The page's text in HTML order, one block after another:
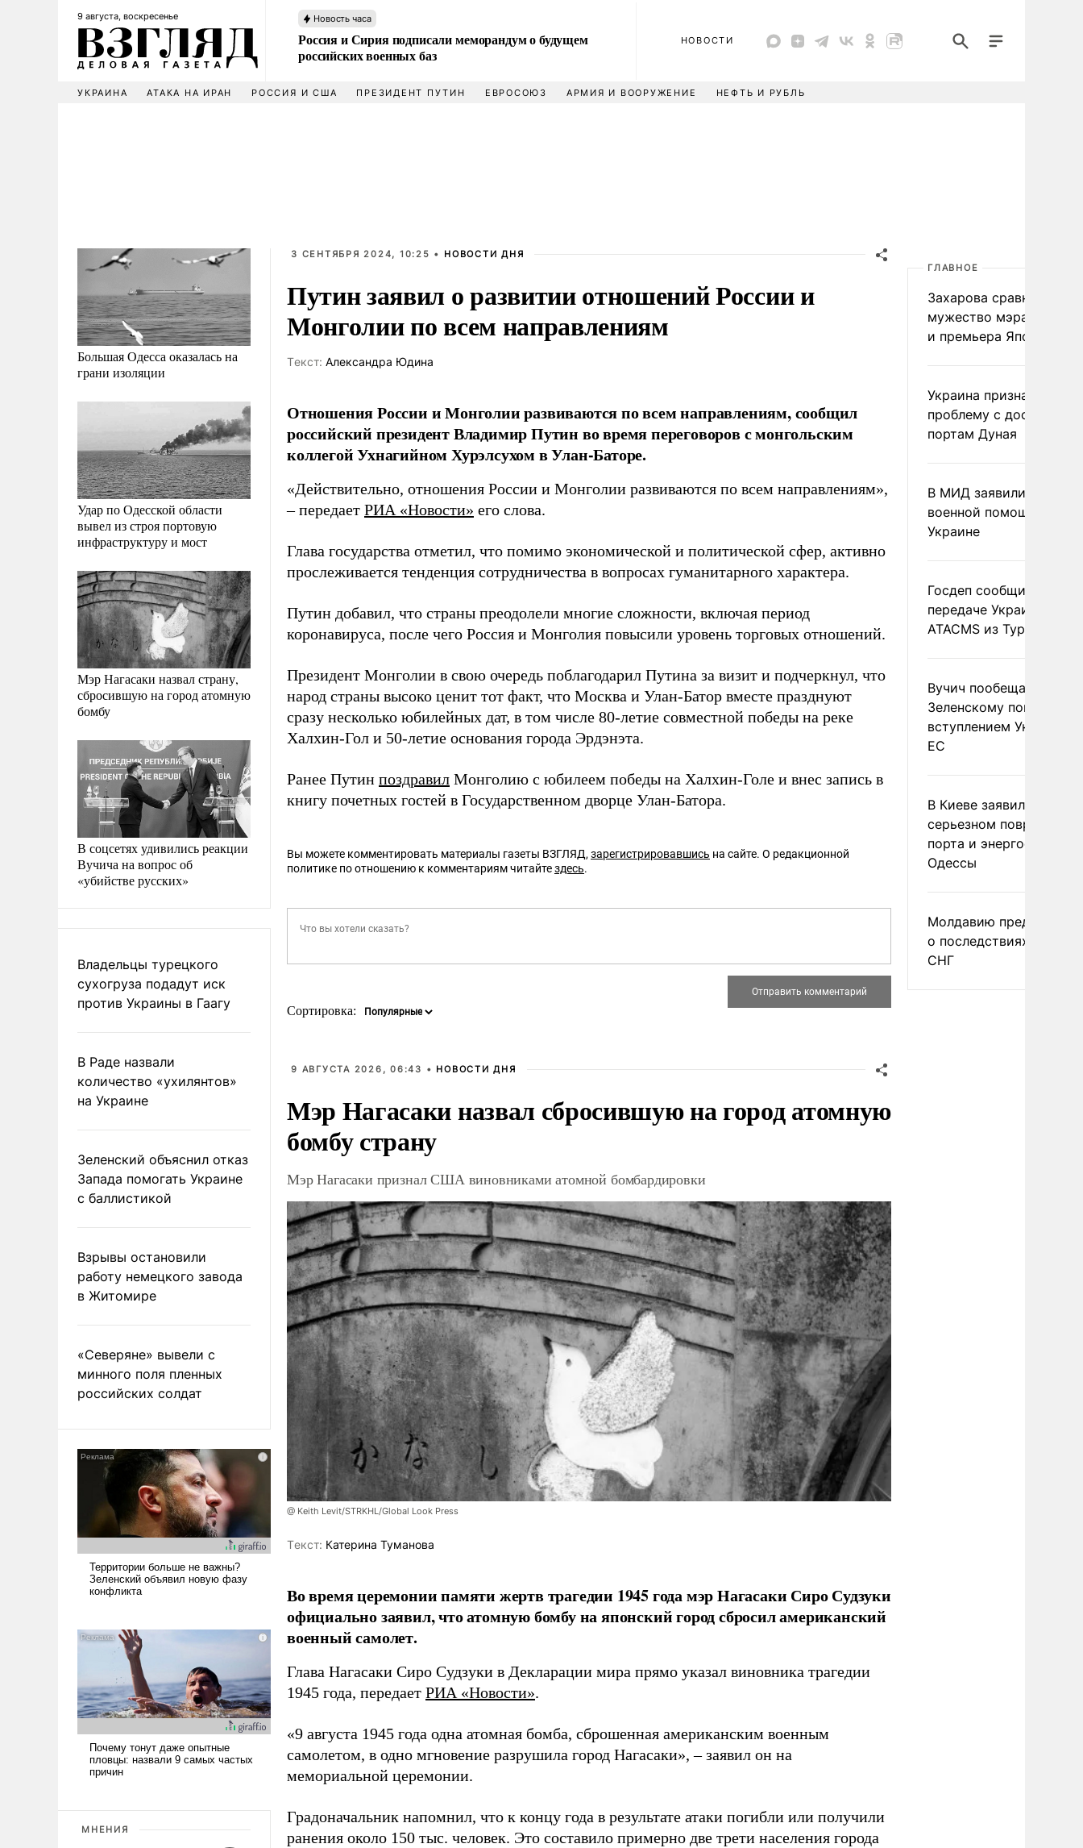
9 августа, воскресенье Новость часа
Россия и Сирия подписали меморандум о будущем
российских военных баз
НОВОСТИ
УКРАИНА АТАКА НА ИРАН РОССИЯ И США ПРЕЗИДЕНТ ПУТИН ЕВРОСОЮЗ АРМИЯ И ВООРУЖЕНИЕ НЕФТЬ И РУБЛЬ
Большая Одесса оказалась на
грани изоляции
Удар по Одесской области
вывел из строя портовую
инфраструктуру и мост
Мэр Нагасаки назвал страну,
сбросившую на город атомную
бомбу
В соцсетях удивились реакции
Вучича на вопрос об
«убийстве русских»
Владельцы турецкого
сухогруза подадут иск
против Украины в Гаагу
В Раде назвали
количество «ухилянтов»
на Украине
Зеленский объяснил отказ
Запада помогать Украине
с баллистикой
Взрывы остановили
работу немецкого завода
в Житомире
«Северяне» вывели с
минного поля пленных
российских солдат
МНЕНИЯ
3 СЕНТЯБРЯ 2024, 10:25 • НОВОСТИ ДНЯ
Путин заявил о развитии отношений России и
Монголии по всем направлениям
Tекст: Александра Юдина
Отношения России и Монголии развиваются по всем направлениям, сообщил
российский президент Владимир Путин во время переговоров с монгольским
коллегой Ухнагийном Хурэлсухом в Улан-Баторе.
«Действительно, отношения России и Монголии развиваются по всем направлениям»,
– передает РИА «Новости» его слова.
Глава государства отметил, что помимо экономической и политической сфер, активно
прослеживается тенденция сотрудничества в вопросах гуманитарного характера.
Путин добавил, что страны преодолели многие сложности, включая период
коронавируса, после чего Россия и Монголия повысили уровень торговых отношений.
Президент Монголии в свою очередь поблагодарил Путина за визит и подчеркнул, что
народ страны высоко ценит тот факт, что Москва и Улан-Батор вместе празднуют
сразу несколько юбилейных дат, в том числе 80-летие совместной победы на реке
Халхин-Гол и 50-летие основания города Эрдэнэта.
Ранее Путин поздравил Монголию с юбилеем победы на Халхин-Голе и внес запись в
книгу почетных гостей в Государственном дворце Улан-Батора.
Вы можете комментировать материалы газеты ВЗГЛЯД, зарегистрировавшись на сайте. О редакционной
политике по отношению к комментариям читайтездесь.
Сортировка:
9 АВГУСТА 2026, 06:43 • НОВОСТИ ДНЯ
Мэр Нагасаки назвал сбросившую на город атомную
бомбу страну
Мэр Нагасаки признал США виновниками атомной бомбардировки
@ Keith Levit/STRKHL/Global Look Press
Tекст: Катерина Туманова
Во время церемонии памяти жертв трагедии 1945 года мэр Нагасаки Сиро Судзуки
официально заявил, что атомную бомбу на японский город сбросил американский
военный самолет.
Глава Нагасаки Сиро Судзуки в Декларации мира прямо указал виновника трагедии
1945 года, передает РИА «Новости».
«9 августа 1945 года одна атомная бомба, сброшенная американским военным
самолетом, в одно мгновение разрушила город Нагасаки», – заявил он на
мемориальной церемонии.
Градоначальник напомнил, что к концу года в результате атаки погибли или получили
ранения около 150 тыс. человек. Это составило примерно две трети населения города
ГЛАВНОЕ
Захарова сравнила
мужество мэра
и премьера Японии
Украина признала
проблему с доступом к
портам Дуная
В МИД заявили о
военной помощи
Украине
Госдеп сообщил о
передаче Украине
ATACMS из Турции
Вучич пообещал
Зеленскому помочь со
вступлением Украины в
ЕС
В Киеве заявили о
серьезном
порта и энергообъектов
Одессы
Молдавию
о последствиях выхода
СНГ